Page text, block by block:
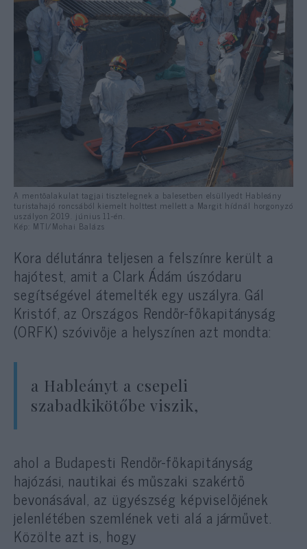
A mentõalakulat tagjai tisztelegnek a balesetben elsüllyedt Hableány
turistahajó roncsából kiemelt holttest mellett a Margit hídnál horgonyzó
uszályon 2019. június 11-én.
Kép: MTI/Mohai Balázs
Kora délutánra teljesen a felszínre került a
hajótest, amit a Clark Ádám úszódaru
segítségével átemelték egy uszályra. Gál
Kristóf, az Országos Rendőr-főkapitányság
(ORFK) szóvivője a helyszínen azt mondta:
a Hableányt a csepeli
szabadkikötőbe viszik,
ahol a Budapesti Rendőr-főkapitányság
hajózási, nautikai és műszaki szakértő
bevonásával, az ügyészség képviselőjének
jelenlétében szemlének veti alá a járművet.
Közölte azt is, hogy